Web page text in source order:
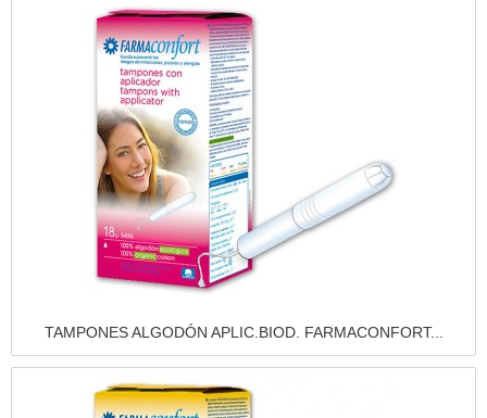
Vista rápida
TAMPONES ALGODÓN APLIC.BIOD. FARMACONFORT...